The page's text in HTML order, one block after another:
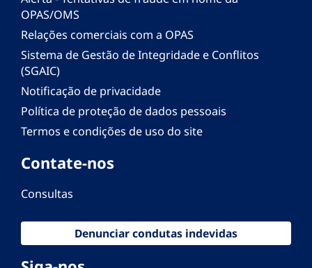
OPAS/OMS
Relações comerciais com a OPAS
Sistema de Gestão de Integridade e Conflitos
(SGAIC)
Notificação de privacidade
Política de proteção de dados pessoais
Termos e condições de uso do site
Contate-nos
Consultas
Denunciar condutas indevidas